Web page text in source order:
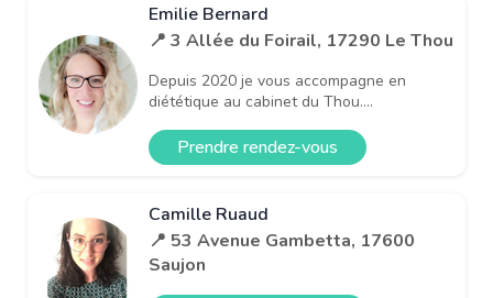
Emilie Bernard
📍 3 Allée du Foirail, 17290 Le Thou
Depuis 2020 je vous accompagne en
diététique au cabinet du Thou....
Prendre rendez-vous
Camille Ruaud
📍 53 Avenue Gambetta, 17600
Saujon